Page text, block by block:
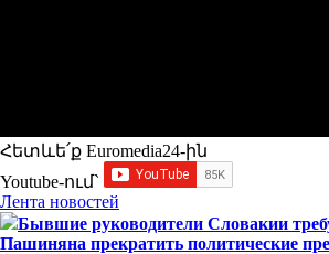
Հետևե՛ք Euromedia24-ին
Youtube-ում`
Лента новостей
Бывшие руководители Словакии
Пашиняна прекратить политические